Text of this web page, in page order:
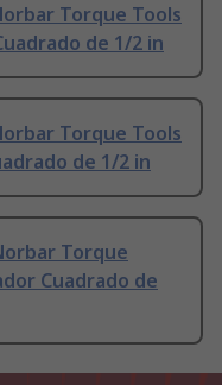
Torque Tools
de 1/2 in
Torque Tools
de 1/2 in
Torque
Cuadrado de